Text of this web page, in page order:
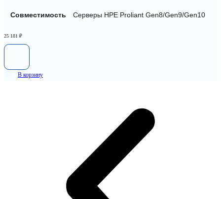
Совместимость Серверы HPE Proliant Gen8/Gen9/Gen10
25 181 ₽
В корзину